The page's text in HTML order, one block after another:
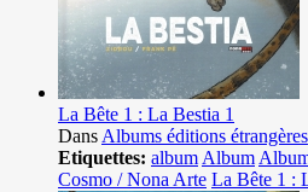
La Bête 1 : La Bestia 1
Dans Albums éditions étrangères
Etiquettes: album Album
Cosmo / Nona Arte La Bête 1 :